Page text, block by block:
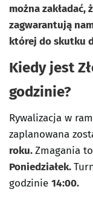
można zakładać,
zagwarantują
której do skutku
Kiedy jest
godzinie?
Rywalizacja w
zaplanowana
roku.Zmagania
Poniedziałek.
godzinie 14:00.